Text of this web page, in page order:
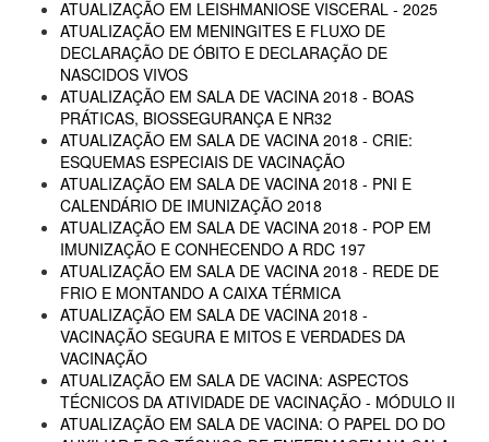
ATUALIZAÇÃO EM LEISHMANIOSE VISCERAL - 2025
ATUALIZAÇÃO EM MENINGITES E FLUXO DE
DECLARAÇÃO DE ÓBITO E DECLARAÇÃO DE
NASCIDOS VIVOS
ATUALIZAÇÃO EM SALA DE VACINA 2018 - BOAS
PRÁTICAS, BIOSSEGURANÇA E NR32
ATUALIZAÇÃO EM SALA DE VACINA 2018 - CRIE:
ESQUEMAS ESPECIAIS DE VACINAÇÃO
ATUALIZAÇÃO EM SALA DE VACINA 2018 - PNI E
CALENDÁRIO DE IMUNIZAÇÃO 2018
ATUALIZAÇÃO EM SALA DE VACINA 2018 - POP EM
IMUNIZAÇÃO E CONHECENDO A RDC 197
ATUALIZAÇÃO EM SALA DE VACINA 2018 - REDE DE
FRIO E MONTANDO A CAIXA TÉRMICA
ATUALIZAÇÃO EM SALA DE VACINA 2018 -
VACINAÇÃO SEGURA E MITOS E VERDADES DA
VACINAÇÃO
ATUALIZAÇÃO EM SALA DE VACINA: ASPECTOS
TÉCNICOS DA ATIVIDADE DE VACINAÇÃO - MÓDULO II
ATUALIZAÇÃO EM SALA DE VACINA: O PAPEL DO DO